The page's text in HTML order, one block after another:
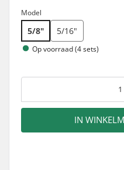
Model
5/8" 5/16"
Op voorraad (4 sets)
1
IN